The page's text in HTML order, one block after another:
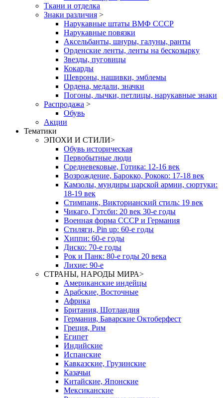
Ткани и отделка
Знаки различия >
Нарукавные штаты ВМФ СССР
Нарукавные повязки
Аксельбанты, шнуры, галуны, ранты
Орденские ленты, ленты на бескозырку
Звезды, пуговицы
Кокарды
Шевроны, нашивки, эмблемы
Ордена, медали, значки
Погоны, лычки, петлицы, нарукавные знаки
Распродажа >
Обувь
Акции
Тематики
ЭПОХИ И СТИЛИ>
Обувь историческая
Первобытные люди
Средневековые, Готика: 12-16 век
Возрождение, Барокко, Рококо: 17-18 век
Камзолы, мундиры царской армии, сюртуки:
18-19 век
Стимпанк, Викторианский стиль: 19 век
Чикаго, Гэтсби: 20 век 30-е годы
Военная форма СССР и Германия
Стиляги, Pin up: 60-е годы
Хиппи: 60-е годы
Диско: 70-е годы
Рок и Панк: 80-е годы 20 века
Лихие: 90-е
СТРАНЫ, НАРОДЫ МИРА>
Американские индейцы
Арабские, Восточные
Африка
Британия, Шотландия
Германия, Баварские Октоберфест
Греция, Рим
Египет
Индийские
Испанские
Кавказские, Грузинские
Казачьи
Китайские, Японские
Мексиканские